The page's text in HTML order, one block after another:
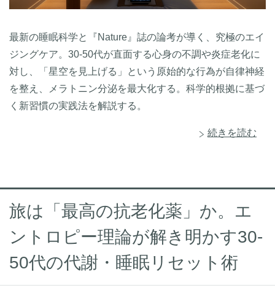
最新の睡眠科学と『Nature』誌の論考が導く、究極のエイ
ジングケア。30-50代が直面する心身の不調や炎症老化に
対し、「星空を見上げる」という原始的な行為が自律神経
を整え、メラトニン分泌を最大化する。科学的根拠に基づ
く新習慣の実践法を解説する。
続きを読む
旅は「最高の抗老化薬」か。エ
ントロピー理論が解き明かす30-
50代の代謝・睡眠リセット術